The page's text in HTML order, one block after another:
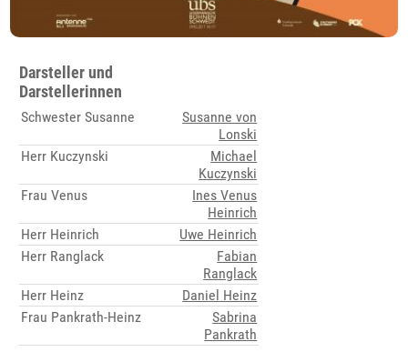
Darsteller und
Darstellerinnen
Schwester Susanne
Susanne von
Lonski
Herr Kuczynski
Michael
Kuczynski
Frau Venus
Ines Venus
Heinrich
Herr Heinrich
Uwe Heinrich
Herr Ranglack
Fabian
Ranglack
Herr Heinz
Daniel Heinz
Frau Pankrath-Heinz
Sabrina
Pankrath